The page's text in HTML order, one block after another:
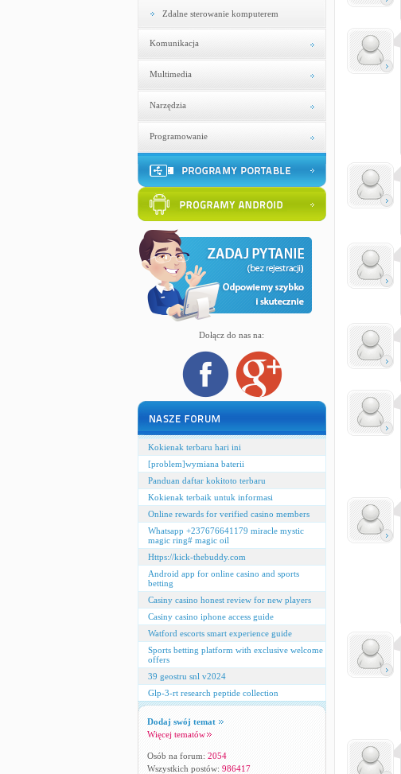
Zdalne sterowanie komputerem
Komunikacja
Multimedia
Narzędzia
Programowanie
Dołącz do nas na:
Kokienak terbaru hari ini
[problem]wymiana baterii
Panduan daftar kokitoto terbaru
Kokienak terbaik untuk informasi
Online rewards for verified casino members
Whatsapp +237676641179 miracle mystic
magic ring# magic oil
Https://kick-thebuddy.com
Android app for online casino and sports
betting
Casiny casino honest review for new players
Casiny casino iphone access guide
Watford escorts smart experience guide
Sports betting platform with exclusive welcome
offers
39 geostru snl v2024
Glp-3-rt research peptide collection
Dodaj swój temat
Więcej tematów
Osób na forum: 2054
Wszystkich postów: 986417